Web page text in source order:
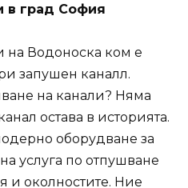
в град София
на Водоноска ком е
запушен каналл.
на канали? Няма
остава в историята.
оборудване за
услуга по отпушване
и околностите. Ние